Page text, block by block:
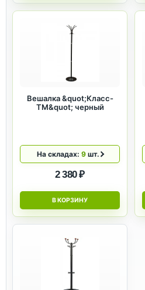
Вешалка &quot;Класс-
ТМ&quot; черный
На складах: 9шт.
2 380 ₽
В КОРЗИНУ